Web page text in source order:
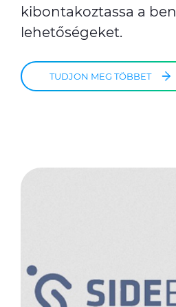
kibontakoztassa a
lehetőségeket.
TUDJON MEG TÖBBET